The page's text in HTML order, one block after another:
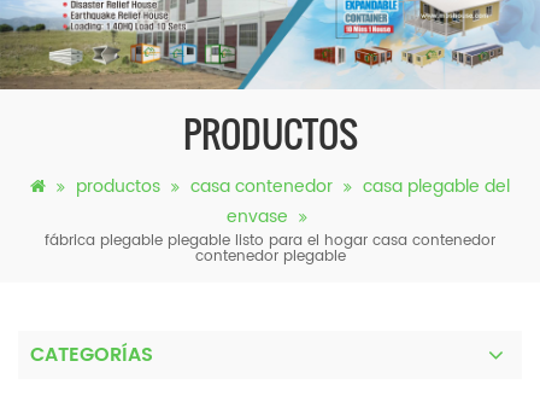
PRODUCTOS
productos casa contenedor
casa plegable del
envase
fábrica plegable plegable listo para el hogar casa contenedor
contenedor plegable
CATEGORÍAS